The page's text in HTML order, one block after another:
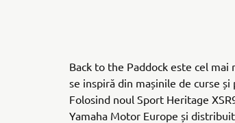
Back to the Paddock este cel
se inspiră din mașinile de curse
Folosind noul Sport Heritage
Yamaha Motor Europe și